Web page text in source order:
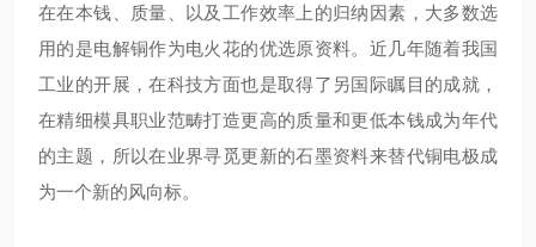
在在本钱、质量、以及工作效率上的归纳因素，大多数选
用的是电解铜作为电火花的优选原资料。近几年随着我国
工业的开展，在科技方面也是取得了另国际瞩目的成就，
在精细模具职业范畴打造更高的质量和更低本钱成为年代
的主题，所以在业界寻觅更新的石墨资料来替代铜电极成
为一个新的风向标。